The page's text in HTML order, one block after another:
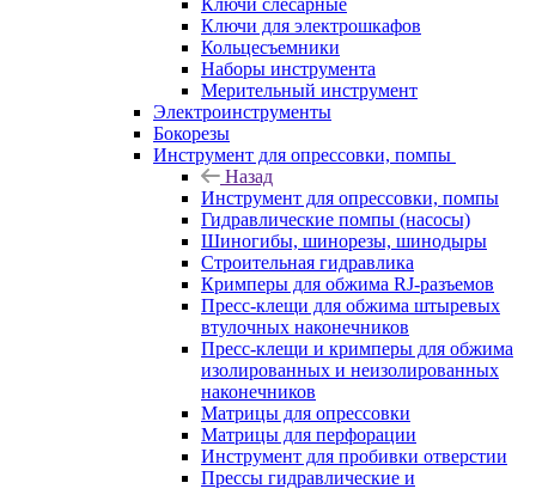
Ключи слесарные
Ключи для электрошкафов
Кольцесъемники
Наборы инструмента
Мерительный инструмент
Электроинструменты
Бокорезы
Инструмент для опрессовки, помпы
Назад
Инструмент для опрессовки, помпы
Гидравлические помпы (насосы)
Шиногибы, шинорезы, шинодыры
Строительная гидравлика
Кримперы для обжима RJ-разъемов
Пресс-клещи для обжима штыревых
втулочных наконечников
Пресс-клещи и кримперы для обжима
изолированных и неизолированных
наконечников
Матрицы для опрессовки
Матрицы для перфорации
Инструмент для пробивки отверстии
Прессы гидравлические и